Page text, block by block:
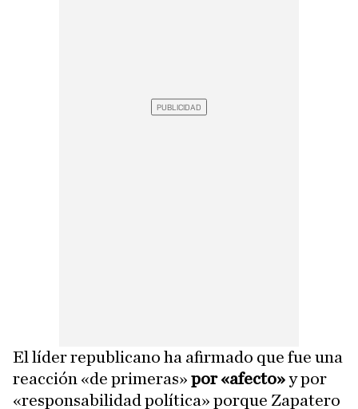
El líder republicano ha afirmado que fue una
reacción «de primeras» por «afecto»y por
«responsabilidad política» porque Zapatero